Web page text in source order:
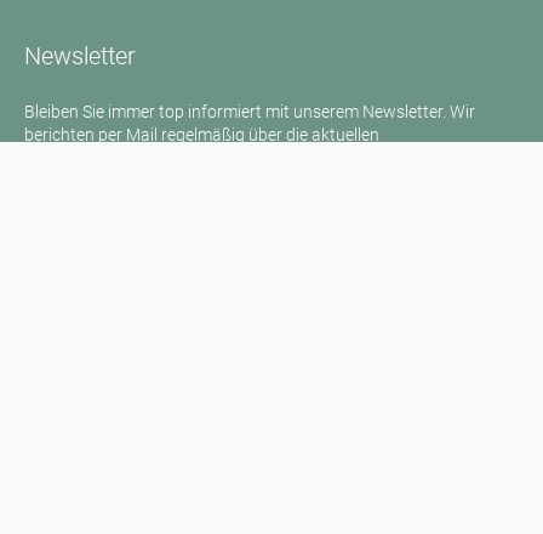
Newsletter
Bleiben Sie immer top informiert mit unserem Newsletter. Wir
berichten per Mail regelmäßig über die aktuellen